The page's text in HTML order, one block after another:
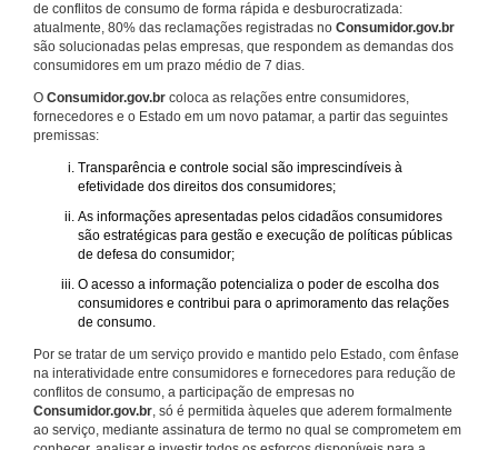
de conflitos de consumo de forma rápida e desburocratizada:
atualmente, 80% das reclamações registradas no Consumidor.gov.br
são solucionadas pelas empresas, que respondem as demandas dos
consumidores em um prazo médio de 7 dias.
O Consumidor.gov.br coloca as relações entre consumidores,
fornecedores e o Estado em um novo patamar, a partir das seguintes
premissas:
Transparência e controle social são imprescindíveis à
efetividade dos direitos dos consumidores;
As informações apresentadas pelos cidadãos consumidores
são estratégicas para gestão e execução de políticas públicas
de defesa do consumidor;
O acesso a informação potencializa o poder de escolha dos
consumidores e contribui para o aprimoramento das relações
de consumo.
Por se tratar de um serviço provido e mantido pelo Estado, com ênfase
na interatividade entre consumidores e fornecedores para redução de
conflitos de consumo, a participação de empresas no
Consumidor.gov.br, só é permitida àqueles que aderem formalmente
ao serviço, mediante assinatura de termo no qual se comprometem em